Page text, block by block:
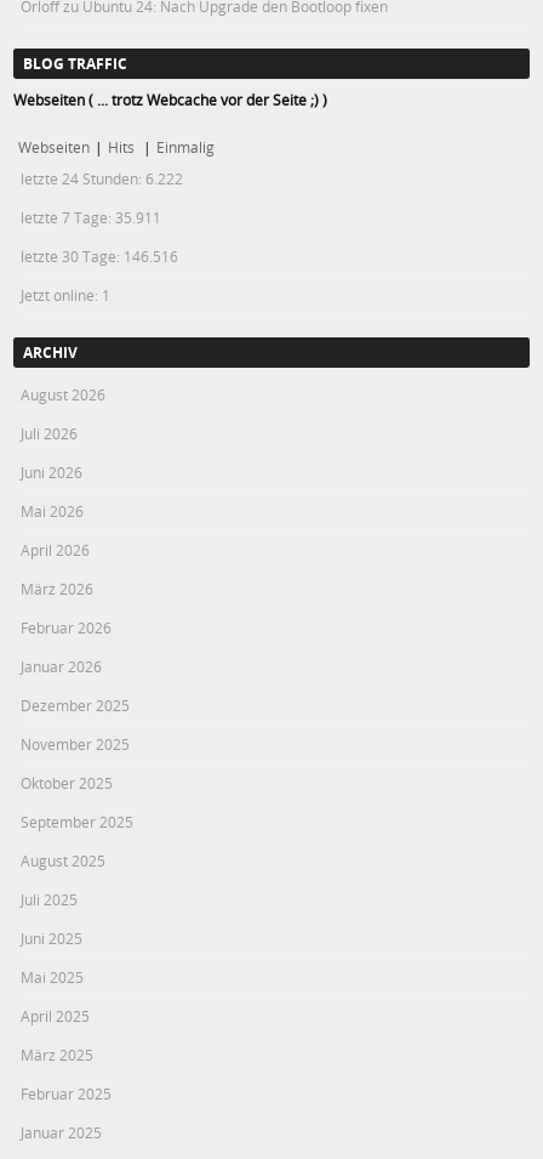
Orloffzu Ubuntu 24: Nach Upgrade den Bootloop fixen
BLOG TRAFFIC
Webseiten ( ... trotz Webcache vor der Seite ;) )
Webseiten | Hits | Einmalig
letzte 24 Stunden:6.222
letzte 7 Tage: 35.911
letzte 30 Tage: 146.516
Jetzt online: 1
ARCHIV
August 2026
Juli 2026
Juni 2026
Mai 2026
April 2026
März 2026
Februar 2026
Januar 2026
Dezember 2025
November 2025
Oktober 2025
September 2025
August 2025
Juli 2025
Juni 2025
Mai 2025
April 2025
März 2025
Februar 2025
Januar 2025